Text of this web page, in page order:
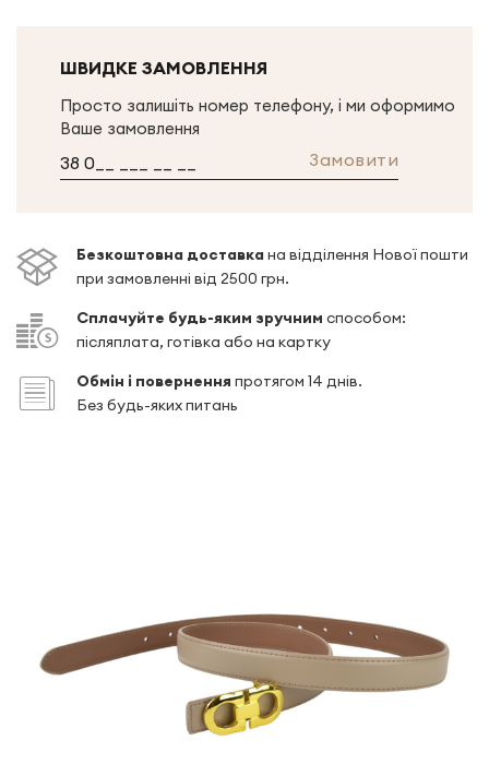
ШВИДКЕ ЗАМОВЛЕННЯ
Просто залишіть номер телефону, і ми оформимо
Ваше замовлення
Замовити
Безкоштовна доставкана відділення Нової пошти
при замовленні від 2500 грн.
Сплачуйте будь-яким зручним способом:
післяплата, готівка або на картку
Обмін і повернення протягом 14 днів.
Без будь-яких питань